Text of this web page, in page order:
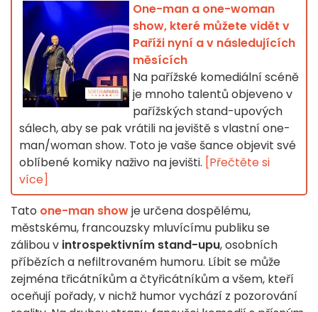
One-man a one-woman
show, které můžete vidět v
Paříži nyní a v následujících
měsících
Na pařížské komediální scéně
je mnoho talentů objeveno v
pařížských stand-upových
sálech, aby se pak vrátili na jeviště s vlastní one-
man/woman show. Toto je vaše šance objevit své
oblíbené komiky naživo na jevišti. [Přečtěte si
více]
Tato one-man showje určena dospělému,
městskému, francouzsky mluvícímu publiku se
zálibou v introspektivním stand-upu, osobních
příbězích a nefiltrovaném humoru. Líbit se může
zejména třicátníkům a čtyřicátníkům a všem, kteří
oceňují pořady, v nichž humor vychází z pozorování